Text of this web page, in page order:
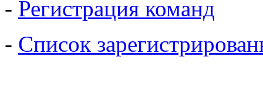
- Регистрация команд
- Список